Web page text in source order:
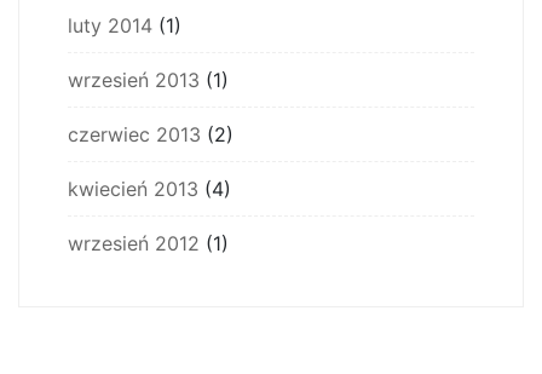
luty 2014 (1)
wrzesień 2013 (1)
czerwiec 2013 (2)
kwiecień 2013 (4)
wrzesień 2012 (1)